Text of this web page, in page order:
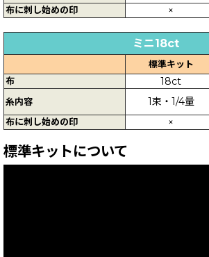
布に刺し始めの印 ×
ミニ18ct
標準キット
布
18ct
糸内容 1束・1/4量
布に刺し始めの印 ×
標準キットについて